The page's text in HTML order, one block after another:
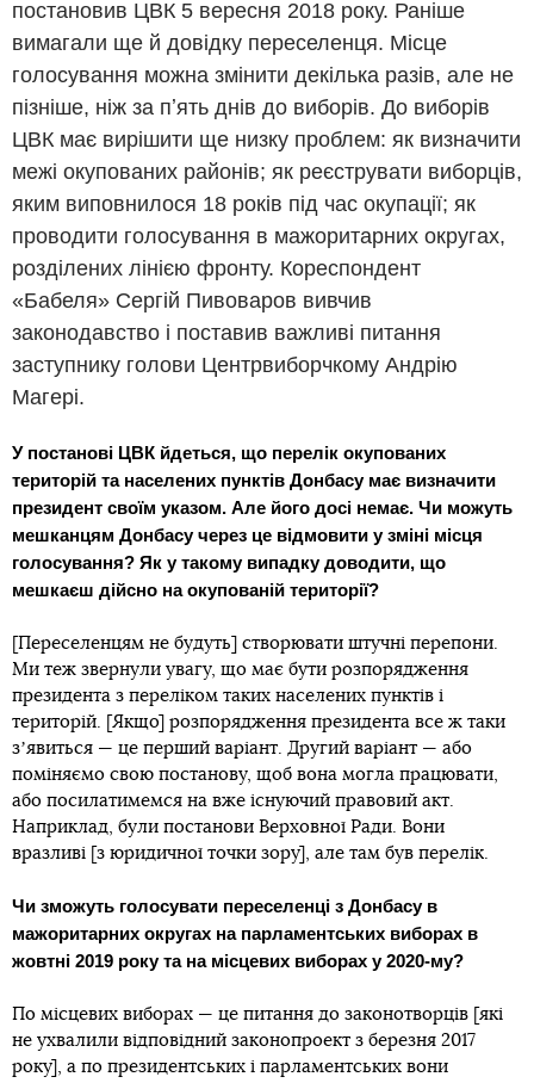
постановив ЦВК 5 вересня 2018 року. Раніше
вимагали ще й довідку переселенця. Місце
голосування можна змінити декілька разів, але не
пізніше, ніж за пʼять днів до виборів. До виборів
ЦВК має вирішити ще низку проблем: як визначити
межі окупованих районів; як реєструвати виборців,
яким виповнилося 18 років під час окупації; як
проводити голосування в мажоритарних округах,
розділених лінією фронту. Кореспондент
«Бабеля» Сергій Пивоваров вивчив
законодавство і поставив важливі питання
заступнику голови Центрвиборчкому Андрію
Магері.
У постанові ЦВК йдеться, що перелік окупованих
територій та населених пунктів Донбасу має визначити
президент своїм указом. Але його досі немає. Чи можуть
мешканцям Донбасу через це відмовити у зміні місця
голосування? Як у такому випадку доводити, що
мешкаєш дійсно на окупованій території?
[Переселенцям не будуть] створювати штучні перепони.
Ми теж звернули увагу, що має бути розпорядження
президента з переліком таких населених пунктів і
територій. [Якщо] розпорядження президента все ж таки
зʼявиться — це перший варіант. Другий варіант — або
поміняємо свою постанову, щоб вона могла працювати,
або посилатимемся на вже існуючий правовий акт.
Наприклад, були постанови Верховної Ради. Вони
вразливі [з юридичної точки зору], але там був перелік.
Чи зможуть голосувати переселенці з Донбасу в
мажоритарних округах на парламентських виборах в
жовтні 2019 року та на місцевих виборах у 2020-му?
По місцевих виборах — це питання до законотворців [які
не ухвалили відповідний законопроект з березня 2017
року], а по президентських і парламентських вони